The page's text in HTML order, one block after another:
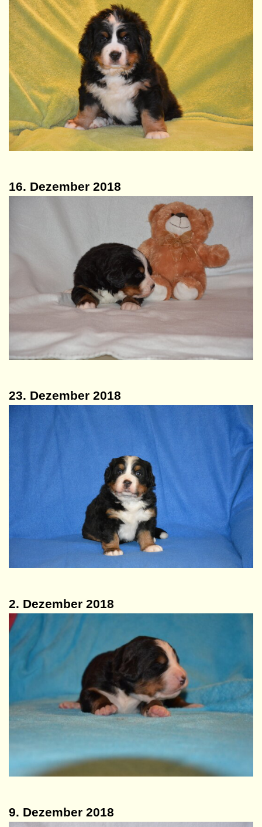
16. Dezember 2018
23. Dezember 2018
2. Dezember 2018
9. Dezember 2018